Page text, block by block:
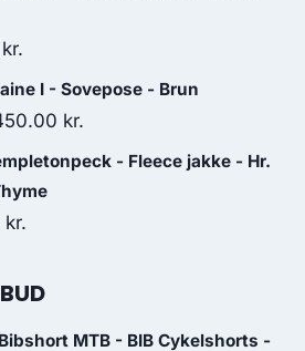
kr.
price
is:
I - Sovepose - Brun
kr..
kr.
price- Fleece jakke - Hr.
kr.
is:
MTB - BIB Cykelshorts -